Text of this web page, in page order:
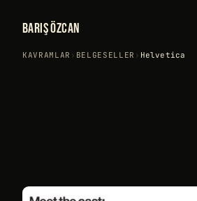
BARIŞ ÖZCAN
KAVRAMLAR › BELGESELLER › Helvetica